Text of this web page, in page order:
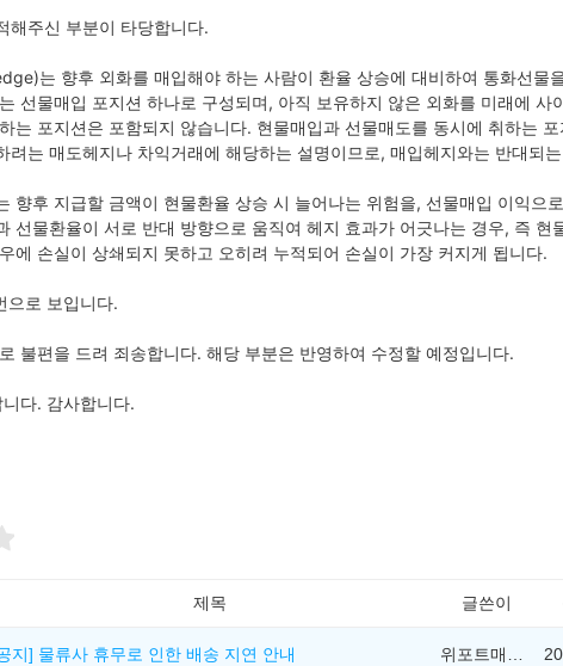
해주신 부분이 타당합니다.
는 향후 외화를 매입해야 하는 사람이 환율 상승에 대비하여 통화선물
선물매입 포지션 하나로 구성되며, 아직 보유하지 않은 외화를 미래에 사
는 포지션은 포함되지 않습니다. 현물매입과 선물매도를 동시에 취하는
려는 매도헤지나 차익거래에 해당하는 설명이므로, 매입헤지와는 반대되
향후 지급할 금액이 현물환율 상승 시 늘어나는 위험을, 선물매입 이익으
선물환율이 서로 반대 방향으로 움직여 헤지 효과가 어긋나는 경우, 즉 현
에 손실이 상쇄되지 못하고 오히려 누적되어 손실이 가장 커지게 됩니다.
으로 보입니다.
불편을 드려 죄송합니다. 해당 부분은 반영하여 수정할 예정입니다.
다. 감사합니다.
제목 글쓴이
지] 물류사 휴무로 인한 배송 지연 안내